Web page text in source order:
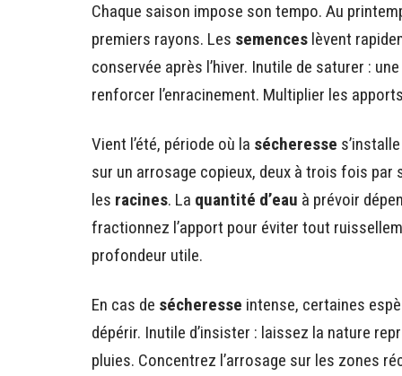
Chaque saison impose son tempo. Au
premiers rayons. Les semences lèvent
conservée après l’hiver. Inutile de saturer :
renforcer l’enracinement. Multiplier les apports
Vient l’été, période où la sécheresse
sur un arrosage copieux, deux à trois fois par
les racines. La quantité d’eau à prévoir
fractionnez l’apport pour éviter tout
profondeur utile.
En cas de sécheresse intense, certaines
dépérir. Inutile d’insister : laissez la nature
pluies. Concentrez l’arrosage sur les zones